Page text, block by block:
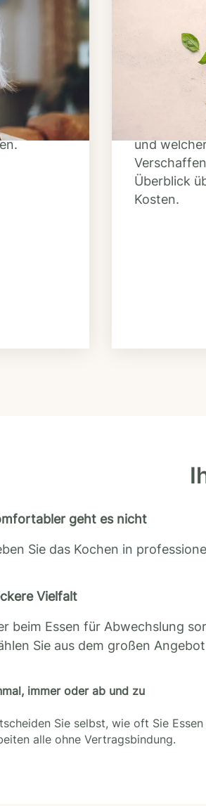
Vorrat
Nutzen
Dienst-
welche
und
Überblick
Kosten.
geht es nicht
Sie das Kochen in
Vielfalt
beim Essen für Abwechslung
Sie aus dem großen
immer oder ab und zu
Sie selbst, wie oft Sie
alle ohne Vertragsbindung.